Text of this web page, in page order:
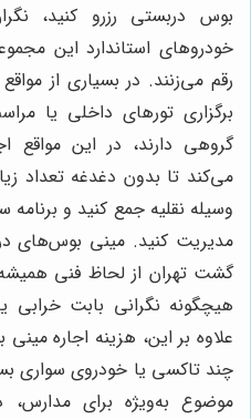
بوس دربستی رزرو کنید،
خودروهای استاندارد این
رقم می‌زنند. در بسیاری از
برگزاری تورهای داخلی یا
گروهی دارند، در این
می‌کند تا بدون دغدغه تعداد
وسیله نقلیه جمع کنید و
مدیریت کنید. مینی بوس‌های
گشت تهران از لحاظ فنی
هیچگونه نگرانی بابت خرابی
علاوه بر این، هزینه اجاره
چند تاکسی یا خودروی سواری
موضوع به‌ویژه برای مدارس،